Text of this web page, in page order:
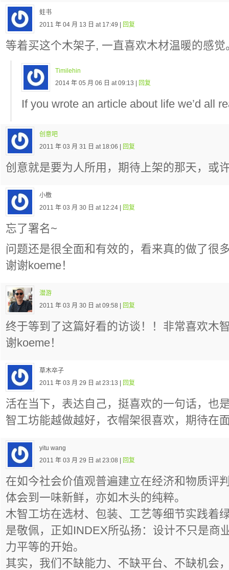
蛀书
2011 年 04 月 13 日 at 17:49 |
回复
等着买这个木架子, 一直喜欢木材温暖的感觉
Timilehin
2014 年 05 月 06 日 at 09:13 |
回复
If you wrote an article about life we’d all
创意吧
2011 年 03 月 31 日 at 18:06 |
回复
创意就是要为人所用，期待上架的那天，或
小檄
2011 年 03 月 30 日 at 12:24 |
回复
忘了署名~
问题还是很全面和有效的，看来真的做了很
谢谢koeme！
潜游
2011 年 03 月 30 日 at 09:58 |
回复
终于等到了这篇好看的访谈！！非常喜欢木
谢koeme！
草木卒子
2011 年 03 月 29 日 at 23:13 |
回复
活在当下，表达自己，挺喜欢的一句话，也
智工坊能越做越好，衣帽架很喜欢，期待在
yitu wang
2011 年 03 月 29 日 at 23:08 |
回复
在如今社会价值观普遍建立在经济和物质评
体会到一味新鲜，亦如木头的纯粹。
木智工坊在选材、包装、工艺等细节实践着
是敬佩，正如INDEX所弘扬：设计不只是商
力平等的开始。
其实，我们不缺能力、不缺平台、不缺机会